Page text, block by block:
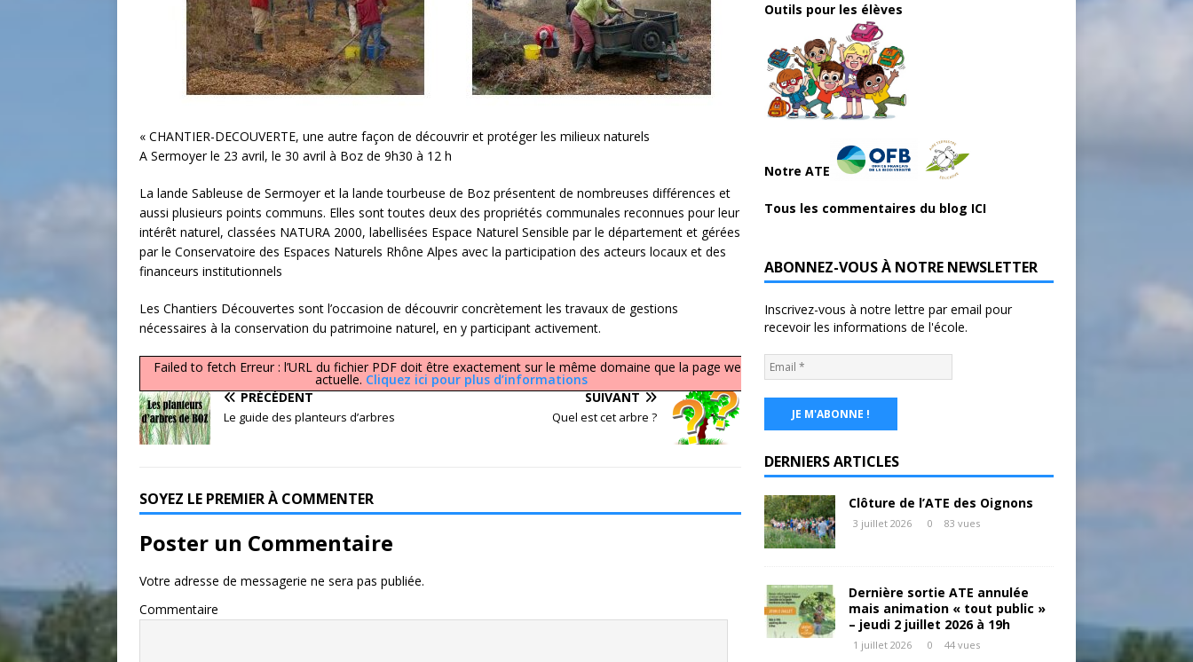
« CHANTIER-DECOUVERTE, une autre façon de découvrir et protéger les milieux naturels
A Sermoyer le 23 avril, le 30 avril à Boz de 9h30 à 12 h
La lande Sableuse de Sermoyer et la lande tourbeuse de Boz présentent de nombreuses différences et
aussi plusieurs points communs. Elles sont toutes deux des propriétés communales reconnues pour leur
intérêt naturel, classées NATURA 2000, labellisées Espace Naturel Sensible par le département et gérées
par le Conservatoire des Espaces Naturels Rhône Alpes avec la participation des acteurs locaux et des
financeurs institutionnels
Les Chantiers Découvertes sont l’occasion de découvrir concrètement les travaux de gestions
nécessaires à la conservation du patrimoine naturel, en y participant activement.
Failed to fetch Erreur : l’URL du fichier PDF doit être exactement sur le même domaine que la page web
actuelle. Cliquez ici pour plus d’informations
PRÉCÉDENT
Le guide des planteurs d’arbres
SUIVANT
Quel est cet arbre ?
SOYEZ LE PREMIER À COMMENTER
Poster un Commentaire
Votre adresse de messagerie ne sera pas publiée.
Commentaire
Outils pour les élèves
Notre ATE
Tous les commentaires du blog ICI
ABONNEZ-VOUS À NOTRE NEWSLETTER
Inscrivez-vous à notre lettre par email pour
recevoir les informations de l'école.
DERNIERS ARTICLES
Clôture de l’ATE des Oignons
3 juillet 2026 0 83 vues
Dernière sortie ATE annulée
mais animation « tout public »
– jeudi 2 juillet 2026 à 19h
1 juillet 2026 0 44 vues